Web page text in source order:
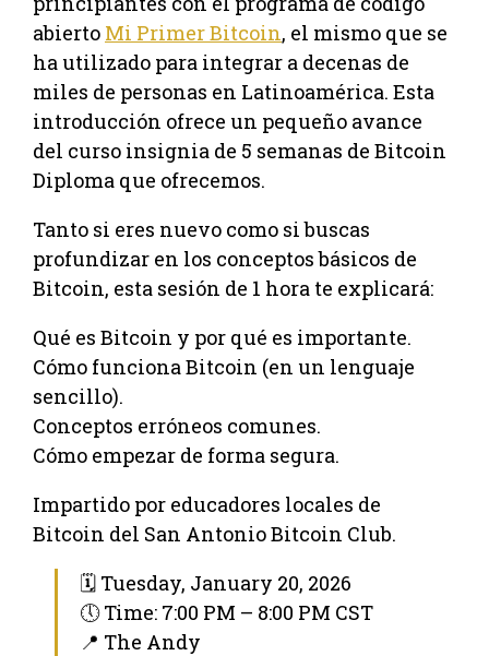
abierto Mi Primer Bitcoin, el mismo que se
ha utilizado para integrar a decenas de
miles de personas en Latinoamérica. Esta
introducción ofrece un pequeño avance
del curso insignia de 5 semanas de Bitcoin
Diploma que ofrecemos.
Tanto si eres nuevo como si buscas
profundizar en los conceptos básicos de
Bitcoin, esta sesión de 1 hora te explicará:
Qué es Bitcoin y por qué es importante.
Cómo funciona Bitcoin (en un lenguaje
sencillo).
Conceptos erróneos comunes.
Cómo empezar de forma segura.
Impartido por educadores locales de
Bitcoin del San Antonio Bitcoin Club.
🗓 Tuesday, January 20, 2026
🕔 Time: 7:00 PM – 8:00 PM CST
📍 The Andy